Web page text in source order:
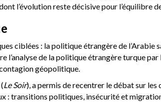
l’évolution reste décisive pour l’équilibre
ciblées : la politique étrangère de l’Arabie
de la politique étrangère turque par
géopolitique.
Le Soir), a permis de recentrer le débat sur
: transitions politiques, insécurité et